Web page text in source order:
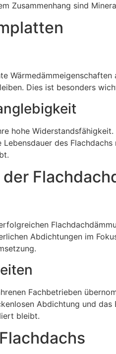
Zusammenhang sind
Dies ist besonders
hohe
des
Abdichtungen im
Fachbetrieben
Abdichtung und
bleibt.